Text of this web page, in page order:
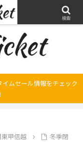
整備・修理そして旅の記録
ムセール情報をチェック
東甲信越
冬季閉
検索